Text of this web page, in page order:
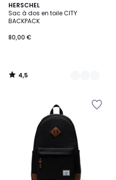
HERSCHEL
Sac à dos en toile CITY
BACKPACK
80,00 €
4,5
/ 5
3
Couleurs
4,5
/